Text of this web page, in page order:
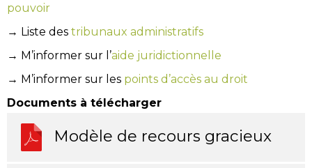
pouvoir
→ Liste des tribunaux administratifs
→ M’informer sur l’aide juridictionnelle
→ M’informer sur les points d’accès au droit
Documents à télécharger
Modèle de recours gracieux